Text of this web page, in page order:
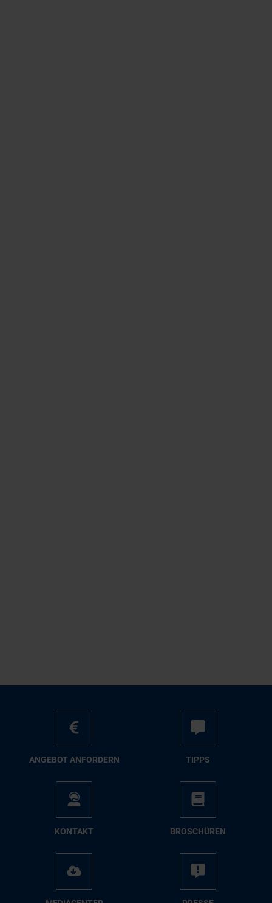
AN­GE­BOT AN­FOR­DERN TIPPS
KON­TAKT BRO­SCHÜ­REN